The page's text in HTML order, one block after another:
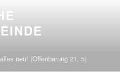
neu! (Offenbarung 21, 5)